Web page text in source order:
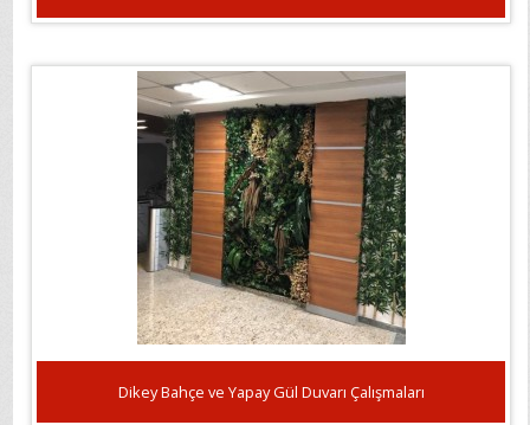
Dikey Bahçe ve Yapay Gül Duvarı Çalışmaları